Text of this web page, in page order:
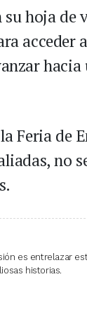
hoja de
acceder
hacia
Feria de
no
es entrelazar
historias.